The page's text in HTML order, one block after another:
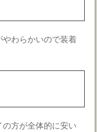
わらかいので装着
方が全体的に安い